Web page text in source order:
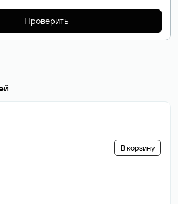
Проверить
В корзину